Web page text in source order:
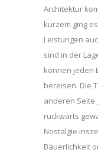
Architektur
kurzem ging
Leistungen
sind in der
können jeden
bereisen. Die
anderen Seite
rückwärts
Nostalgie
Bäuerlichkeit